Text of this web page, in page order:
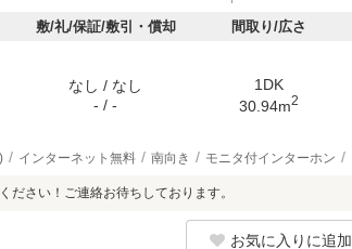
敷/礼/保証/敷引・償却 間取り/広さ
なし / なし
- / -
1DK
30.94m2
インターネット無料 南向き モニタ付インターホン
ださい！ご連絡お待ちしております。
お気に入りに追加